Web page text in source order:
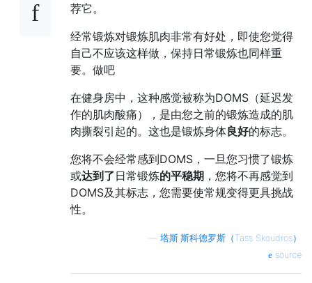
荐它。
经常锻炼对锻炼肌肉非常有好处，即使您觉得
自己不应该这样做，保持日常锻炼也同样重
要。做吧
在健身房中，这种感觉被称为DOMS（延迟发
作的肌肉酸痛），是由您之前的锻炼造成的肌
肉撕裂引起的。这也是锻炼身体良好的标志。
您将不会经常感到DOMS，一旦您习惯了锻炼
或达到了日常锻炼的平稳期 ，您将不再感觉到
DOMS及其标志，您需要使常规变得更具挑战
性。
塔斯·斯科德罗斯（Tass Skoudros）
source